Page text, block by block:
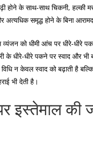
होने के साथ-साथ चिकनी, हल्की
समृद्ध होने के बिना
को धीमी आंच पर धीरे-धीरे
धीरे-धीरे पकने पर स्वाद और भी
न केवल स्वाद को बढ़ाती है
भी देती है।
इस्तेमाल की